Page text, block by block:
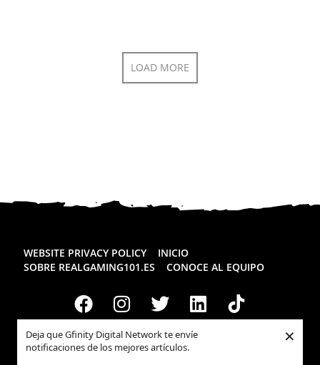
Deja que Gfinity Digital Network te envíe
notificaciones de los mejores artículos.
×
LOAD MORE
WEBSITE PRIVACY POLICY
INICIO
SOBRE REALGAMING101.ES
CONOCE AL EQUIPO
Todos los derechos reservadosRealgaming.es